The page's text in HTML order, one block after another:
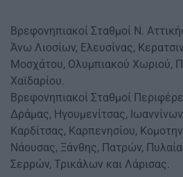
Βρεφονηπιακοί Σταθμοί Ν.
Άνω Λιοσίων, Ελευσίνας,
Μοσχάτου, Ολυμπιακού Χωριού,
Χαϊδαρίου.
Βρεφονηπιακοί Σταθμοί
Δράμας, Ηγουμενίτσας,
Καρδίτσας, Καρπενησίου,
Νάουσας, Ξάνθης, Πατρών,
Σερρών, Τρικάλων και Λάρισας.